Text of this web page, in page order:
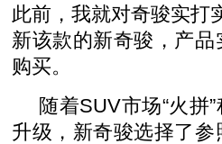
此前，我就对奇骏实打
新该款的新奇骏，产
购买。
随着SUV市场“火拼
升级，新奇骏选择了